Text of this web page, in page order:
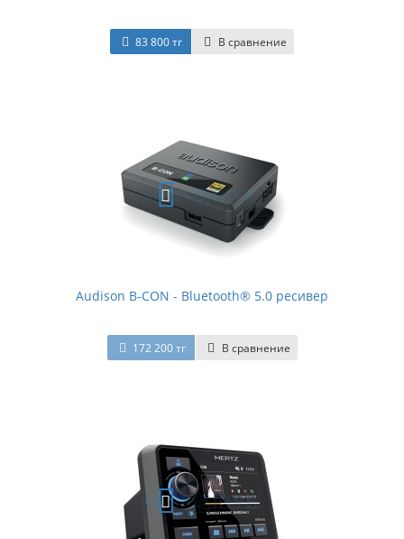
83 800 тг В сравнение
Audison B-CON - Bluetooth® 5.0 ресивер
172 200 тг В сравнение